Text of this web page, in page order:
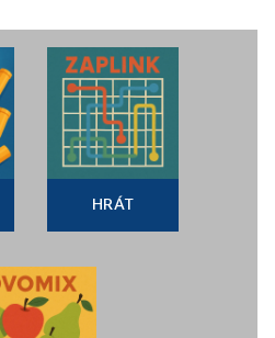
HRÁT